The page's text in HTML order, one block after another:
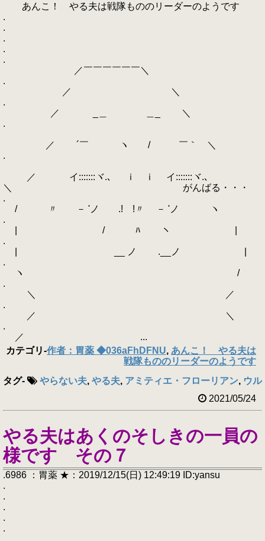
あんこ！ やる夫は戦隊もののリーダーのようです
.
.
.
.
.
／￣￣￣￣￣￣＼
.
／ ＼
.
／ _＿ ＿_ ＼
.
／ ´￣ ヽ / ￣｀ ＼
.
／ イ:::::::ヾ.､ ｉ ｉ イ:::::::ヾ.､
＼ がんばる・・・
.
/ 〃 ゝ－ 'ノ .! !〃 ゝ－ 'ノ ヽ
.
| / ﾊ ヽ |
.
| ゝ __ ノ ゝ.__ノ |
.
ヽ /
.
＼ ／
.
／ ＼
.
／ ...
カテゴリ-作者：胃薬 ◆036aFhDFNU, あんこ！ やる夫は
戦隊もののリーダーのようです
タグ- やらない夫, やる夫, アミティエ・フローリアン, ウル
2021/05/24
やる夫はあくのそしきの一員の
様です その７
.6986 ：胃薬 ★：2019/12/15(日) 12:49:19 ID:yansu
.
.
.
.
.